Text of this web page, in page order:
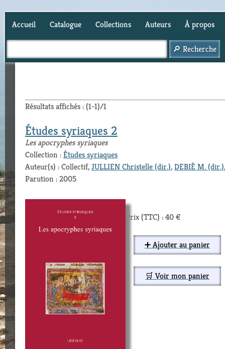
Accueil Catalogue Collections Auteurs À propos
Résultats affichés : (1-1)/1
Études syriaques 2
Les apocryphes syriaques
Collection :Études syriaques
Auteur(s) : Collectif,JULLIEN Christelle (dir.),DEBIÉ M. (dir.)
Parution : 2005
Prix (TTC) : 40 €
➕ Ajouter au panier
🛒 Voir mon panier